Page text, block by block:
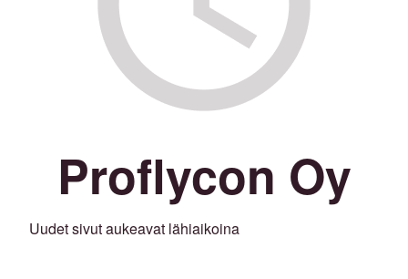
Proflycon Oy
Uudet sivut aukeavat lähiaikoina